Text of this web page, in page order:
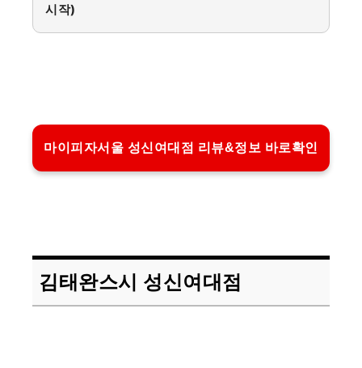
시작)
마이피자서울 성신여대점 리뷰&정보 바로확인
김태완스시 성신여대점